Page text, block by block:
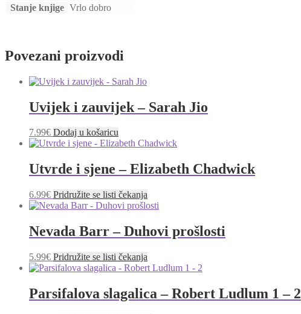
Stanje knjige Vrlo dobro
Povezani proizvodi
Uvijek i zauvijek – Sarah Jio
7.99€ Dodaj u košaricu
Utvrde i sjene – Elizabeth Chadwick
6.99€ Pridružite se listi čekanja
Nevada Barr – Duhovi prošlosti
5.99€ Pridružite se listi čekanja
Parsifalova slagalica – Robert Ludlum 1 – 2